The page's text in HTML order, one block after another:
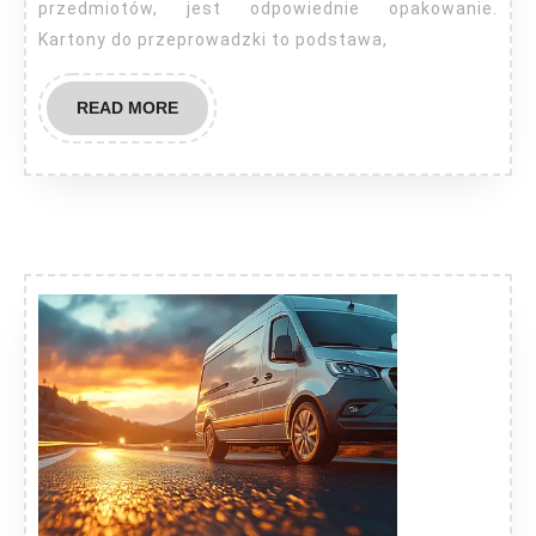
przedmiotów, jest odpowiednie opakowanie.
Kartony do przeprowadzki to podstawa,
READ MOREREAD
MORE